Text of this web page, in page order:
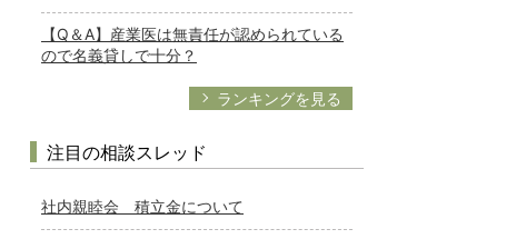
【Q＆A】産業医は無責任が認められている
ので名義貸しで十分？
ランキングを見る
注目の相談スレッド
社内親睦会 積立金について